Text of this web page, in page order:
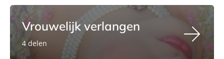
Vrouwelijk verlangen
4 delen